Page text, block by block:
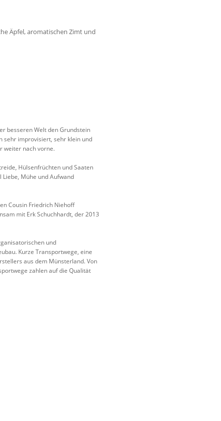
Äpfel, aromatischen Zimt und
besseren Welt den Grundstein
sehr improvisiert, sehr klein und
weiter nach vorne.
Hülsenfrüchten und Saaten
Mühe und Aufwand
Cousin Friedrich Niehoff
mit Erk Schuchhardt, der 2013
und
Kurze Transportwege, eine
aus dem Münsterland. Von
zahlen auf die Qualität